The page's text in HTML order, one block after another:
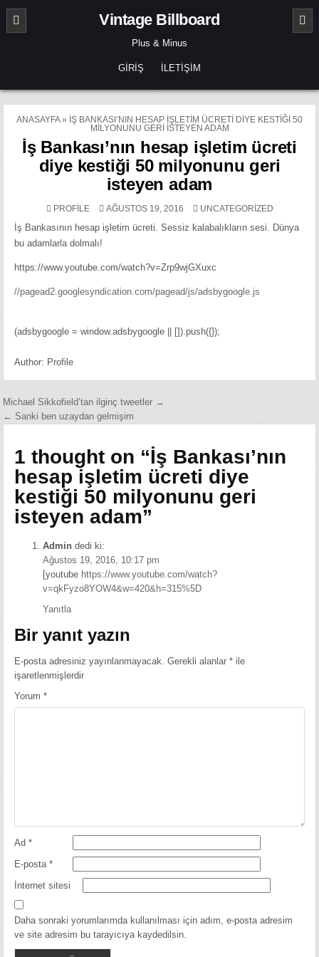
Skip
content
Vintage Billboard
Plus & Minus
GIRIŞ İLETIŞIM
ANASAYFA» İŞ BANKASI’NIN HESAP IŞLETIM ÜCRETI DIYE KESTIĞI 50
MILYONUNU GERI ISTEYEN ADAM
İş Bankası’nın hesap işletim ücreti
diye kestiği 50 milyonunu geri
isteyen adam
PROFILE AĞUSTOS 19, 2016
POSTED
UNCATEGORIZED
İş Bankasının hesap işletim ücreti. Sessiz kalabalıkların sesi. Dünya
bu adamlarla dolmalı!
https://www.youtube.com/watch?v=Zrp9wjGXuxc
//pagead2.googlesyndication.com/pagead/js/adsbygoogle.js
(adsbygoogle = window.adsbygoogle || []).push({});
Author: Profile
Yazı
gezinmesi
Michael Sikkofield’tan ilginç tweetler →
← Sanki ben uzaydan gelmişim
1 thought on “İş Bankası’nın
hesap işletim ücreti diye
kestiği 50 milyonunu geri
isteyen adam”
Admin dedi ki:
Ağustos 19, 2016, 10:17 pm
[youtube https://www.youtube.com/watch?
v=qkFyzo8YOW4&w=420&h=315%5D
Yanıtla
Bir yanıt yazın
E-posta adresiniz yayınlanmayacak. Gerekli alanlar* ile
işaretlenmişlerdir
Yorum*
Ad*
E-posta*
İnternet sitesi
Daha sonraki yorumlarımda kullanılması için adım, e-posta adresim
ve site adresim bu tarayıcıya kaydedilsin.